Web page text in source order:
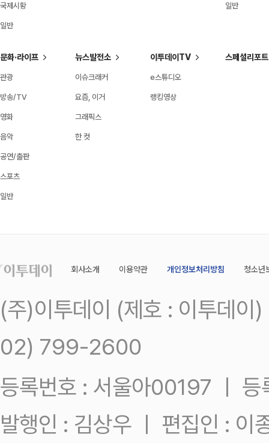
국제시황
일반
일반
문화·라이프
관광
방송/TV
영화
음악
공연/출판
스포츠
일반
뉴스발전소
이슈크래커
요즘, 이거
그래픽스
한 컷
이투데이TV
e스튜디오
랭킹영상
스페셜리포트
회사소개 이용약관 개인정보처리방침 청소년
(주)이투데이 (제호 : 이투데
02) 799-2600
등록번호 : 서울아00197 ㅣ
발행인 : 김상우 ㅣ 편집인 : 이